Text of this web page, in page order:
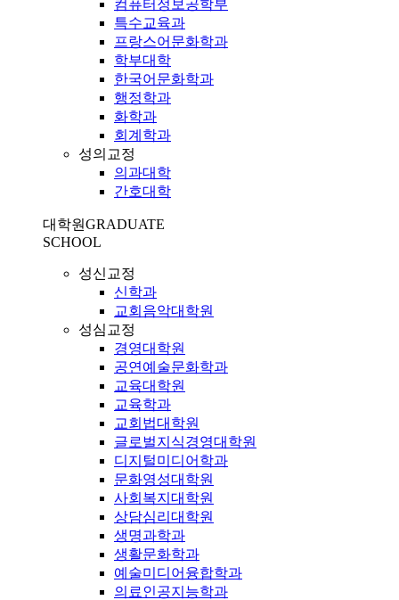
컴퓨터정보공학부
특수교육과
프랑스어문화학과
학부대학
한국어문화학과
행정학과
화학과
회계학과
성의교정
의과대학
간호대학
대학원GRADUATE
SCHOOL
성신교정
신학과
교회음악대학원
성심교정
경영대학원
공연예술문화학과
교육대학원
교육학과
교회법대학원
글로벌지식경영대학원
디지털미디어학과
문화영성대학원
사회복지대학원
상담심리대학원
생명과학과
생활문화학과
예술미디어융합학과
의료인공지능학과